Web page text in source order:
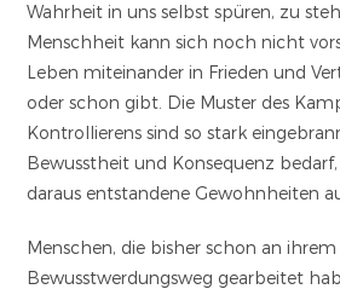
Wahrheit in uns selbst spüren, zu
Menschheit kann sich noch nicht
Leben miteinander in Frieden und
oder schon gibt. Die Muster des
Kontrollierens sind so stark
Bewusstheit und Konsequenz bedarf,
daraus entstandene Gewohnheiten
Menschen, die bisher schon an ihrem
Bewusstwerdungsweg gearbeitet